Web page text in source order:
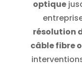
optique
résolution
câble fibre